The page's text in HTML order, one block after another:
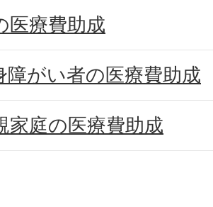
医療費助成
障がい者の医療費助成
家庭の医療費助成